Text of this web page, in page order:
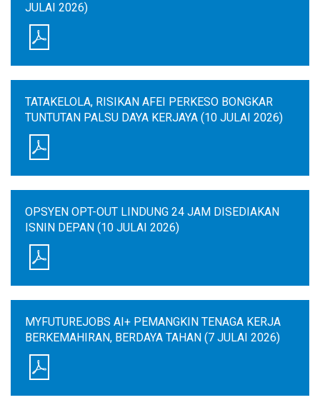
JULAI 2026)
TATAKELOLA, RISIKAN AFEI PERKESO BONGKAR
TUNTUTAN PALSU DAYA KERJAYA (10 JULAI 2026)
OPSYEN OPT-OUT LINDUNG 24 JAM DISEDIAKAN
ISNIN DEPAN (10 JULAI 2026)
MYFUTUREJOBS AI+ PEMANGKIN TENAGA KERJA
BERKEMAHIRAN, BERDAYA TAHAN (7 JULAI 2026)